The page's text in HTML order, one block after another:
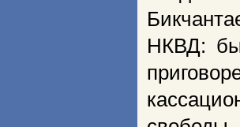
НКВД: